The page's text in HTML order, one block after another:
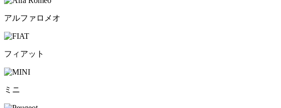
アルファロメオ
フィアット
ミニ